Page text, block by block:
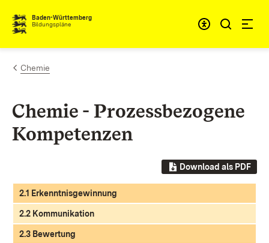
Zum Inhalt springen
Baden-Württemberg
Bildungspläne
Chemie
Chemie - Prozessbezogene
Kompetenzen
Download als PDF
2.1 Erkenntnisgewinnung
2.2 Kommunikation
2.3 Bewertung